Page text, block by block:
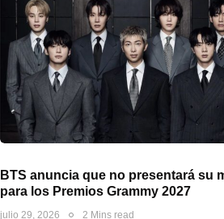
BTS anuncia que no presentará su
para los Premios Grammy 2027
julio 29, 2026 2 Mins read